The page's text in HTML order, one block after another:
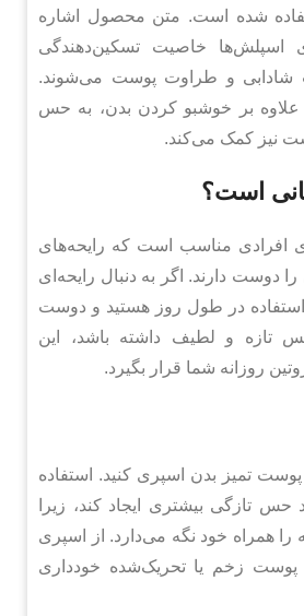
شده است. متن محصول اشاره
اسپلش‌ها خاصیت تسکین‌دهندگی
شادابی و طراوت پوست می‌شوند.
علاوه بر خوشبو کردن بدن، به حس
نیز کمک می‌کند.
است؟
افرادی مناسب است که رایحه‌های
دوست دارند. اگر به دنبال رایحه‌ای
در طول روز هستید و دوست
تازه و لطیف داشته باشد، این
روزانه شما قرار بگیرد.
تمیز بدن اسپری کنید. استفاده
تازگی بیشتری ایجاد کند، زیرا
را همراه خود نگه می‌دارد. از اسپری
زخم یا تحریک‌شده خودداری